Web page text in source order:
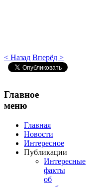
< Назад Вперёд >
Главное
меню
Главная
Новости
Интересное
Публикации
Интересные
факты
об